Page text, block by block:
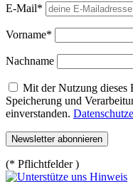
E-Mail*
Vorname*
Nachname
Mit der Nutzung dieses
Speicherung und
einverstanden.
(* Pflichtfelder )